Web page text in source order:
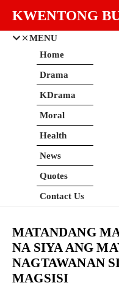
KWENTONG
MENU
Home
Drama
KDrama
Moral
Health
News
Quotes
Contact Us
MATANDANG
NA SIYA ANG
NAGTAWANAN
MAGSISI